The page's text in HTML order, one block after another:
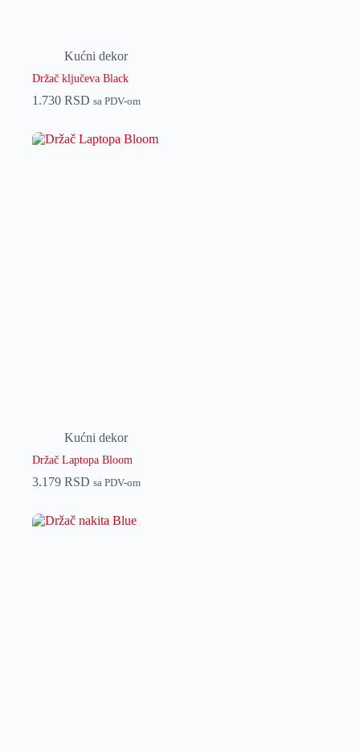
Kućni dekor
Držač ključeva Black
1.730 RSD sa PDV-om
Kućni dekor
Držač Laptopa Bloom
3.179 RSD sa PDV-om